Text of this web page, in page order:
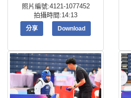
照片編號:4121-1077452
拍攝時間:14:13
分享 Download